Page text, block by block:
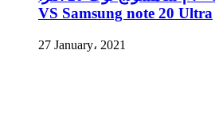
VS Samsung note 20 Ultra
27 January، 2021